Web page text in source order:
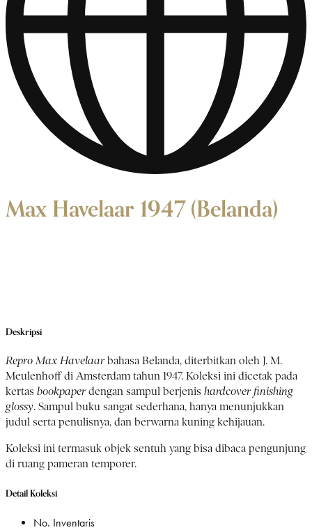
Max Havelaar 1947 (Belanda)
Deskripsi
Repro Max Havelaarbahasa Belanda, diterbitkan oleh J. M.
Meulenhoff di Amsterdam tahun 1947. Koleksi ini dicetak pada
kertas bookpaperdengan sampul berjenis hardcover finishing
glossy. Sampul buku sangat sederhana, hanya menunjukkan
judul serta penulisnya, dan berwarna kuning kehijauan.
Koleksi ini termasuk objek sentuh yang bisa dibaca pengunjung
di ruang pameran temporer.
Detail Koleksi
No. Inventaris